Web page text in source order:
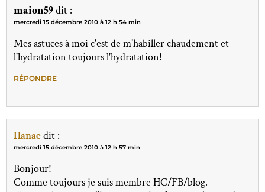
maion59dit :
mercredi 15 décembre 2010 à 12 h 54 min
Mes astuces à moi c'est de m'habiller chaudement et
l'hydratation toujours l'hydratation!
RÉPONDRE
Hanaedit :
mercredi 15 décembre 2010 à 12 h 57 min
Bonjour!
Comme toujours je suis membre HC/FB/blog.